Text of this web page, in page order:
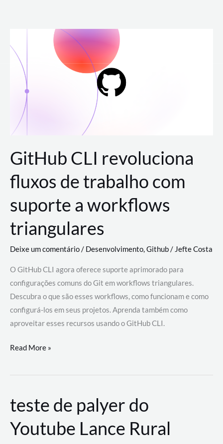
para
conteúdo
GitHub CLI revoluciona
fluxos de trabalho com
suporte a workflows
triangulares
Deixe um comentário/ Desenvolvimento,Github/ Jefte Costa
O GitHub CLI agora oferece suporte aprimorado para
configurações comuns do Git em workflows triangulares.
Descubra o que são esses workflows, como funcionam e como
configurá-los em seus projetos. Aprenda também como
aproveitar esses recursos usando o GitHub CLI.
GitHub
revoluciona
de
trabalho
com
Read More »
teste de palyer do
Youtube Lance Rural